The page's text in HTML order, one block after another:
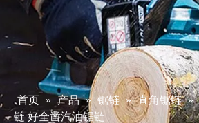
首页 » 产品 » 锯链 » 直角锯链 »
链 好全凿汽油锯链